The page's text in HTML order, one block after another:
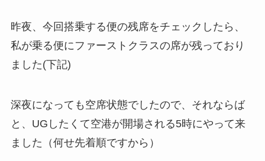
昨夜、今回搭乗する便の残席をチェックしたら、
私が乗る便にファーストクラスの席が残っており
ました(下記)
深夜になっても空席状態でしたので、それならば
と、UGしたくて空港が開場される5時にやって来
ました（何せ先着順ですから）